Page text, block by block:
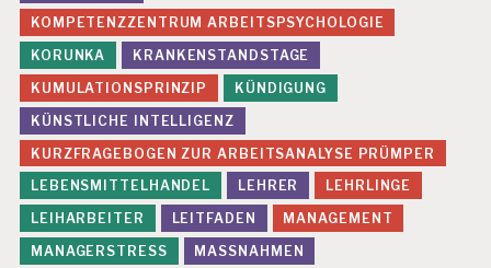
KOMPETENZZENTRUM ARBEITSPSYCHOLOGIE
KORUNKA
KRANKENSTANDSTAGE
KUMULATIONSPRINZIP
KÜNDIGUNG
KÜNSTLICHE INTELLIGENZ
KURZFRAGEBOGEN ZUR ARBEITSANALYSE PRÜMPER
LEBENSMITTELHANDEL
LEHRER
LEHRLINGE
LEIHARBEITER
LEITFADEN
MANAGEMENT
MANAGERSTRESS
MASSNAHMEN